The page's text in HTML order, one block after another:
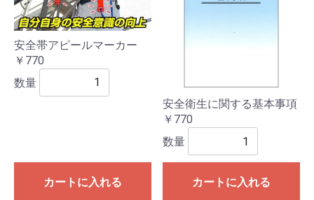
安全帯アピールマーカー
￥770
数量
カートに入れる
安全衛生に関する基本事項
￥770
数量
カートに入れる